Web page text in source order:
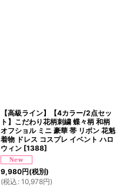
【高級ライン】【4カラー/2点セッ
ト】こだわり花柄刺繍 蝶々柄 和柄
オフショル ミニ 豪華 帯 リボン 花魁
着物 ドレス コスプレ イベント ハロ
ウィン [1388]
9,980円(税別)
(税込 : 10,978円)